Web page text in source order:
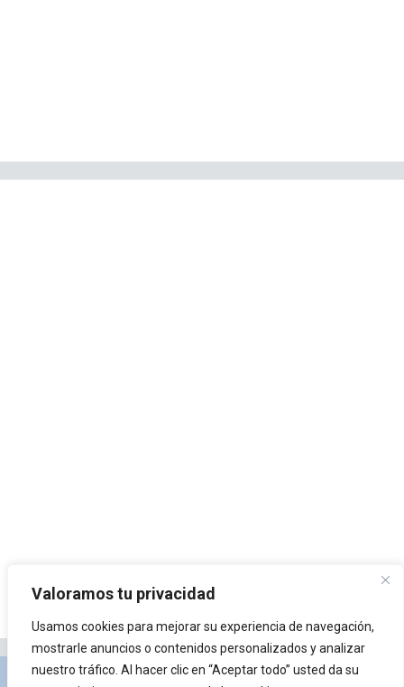
Valoramos tu privacidad
Usamos cookies para mejorar su experiencia de navegación,
mostrarle anuncios o contenidos personalizados y analizar
nuestro tráfico. Al hacer clic en “Aceptar todo” usted da su